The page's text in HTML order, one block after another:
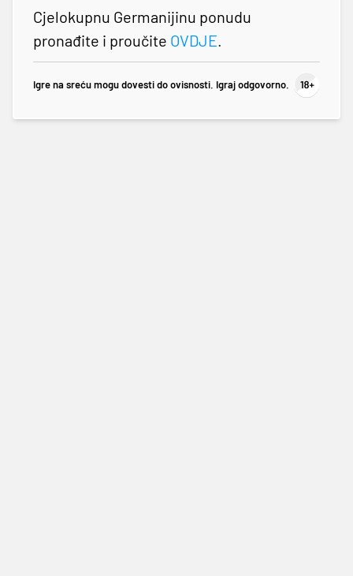
Cjelokupnu Germanijinu ponudu
pronađite i proučite OVDJE.
Igre na sreću mogu dovesti do ovisnosti. Igraj odgovorno.